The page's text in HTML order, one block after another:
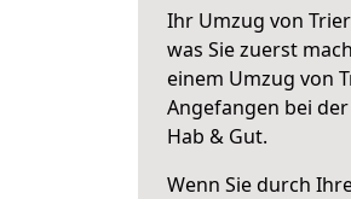
Ihr Umzug von
was Sie zuerst
einem Umzug von
Angefangen bei
Hab & Gut.
Wenn Sie durch